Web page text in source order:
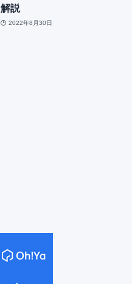
解説
2022年8月30日